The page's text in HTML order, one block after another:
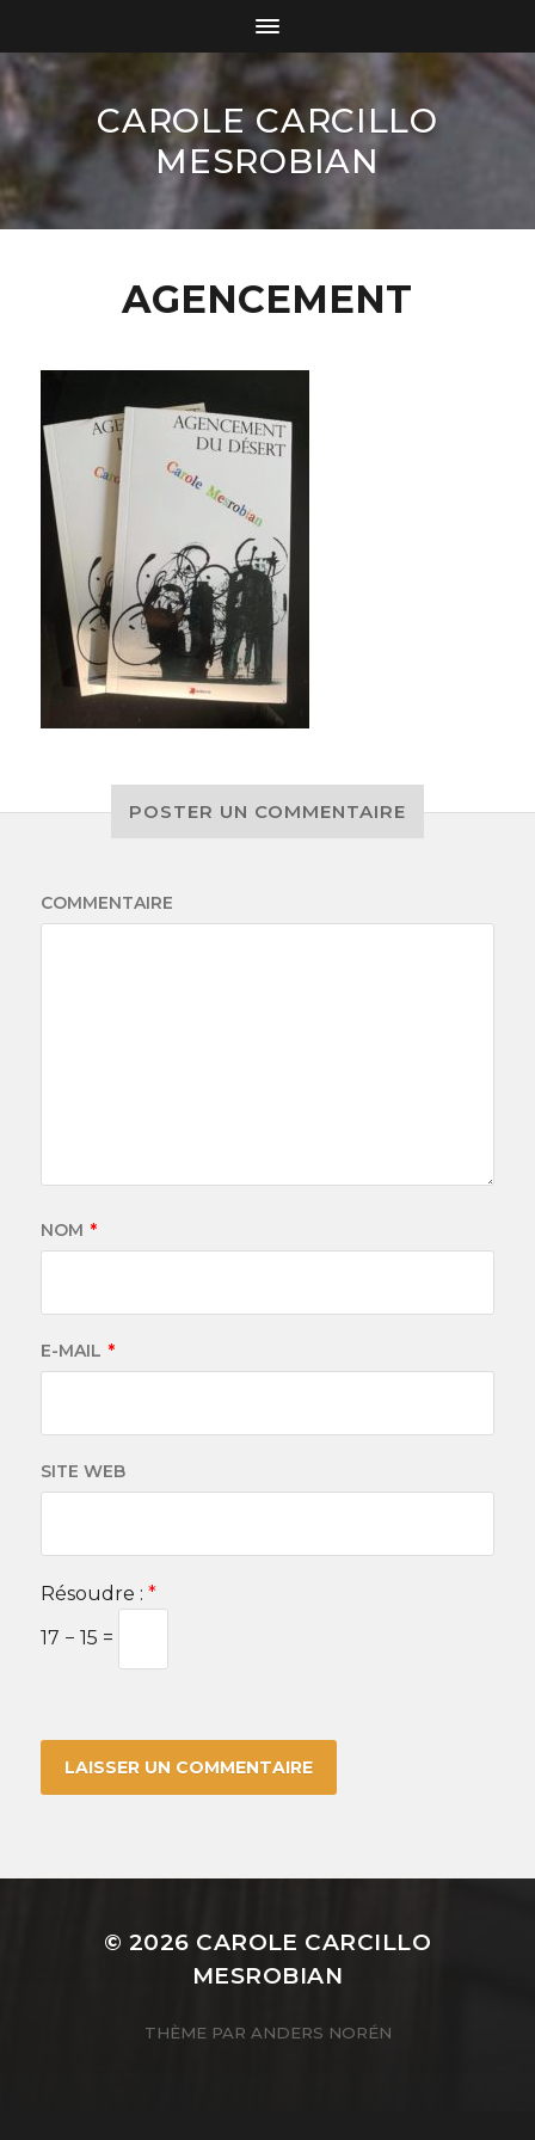
CAROLE CARCILLO
MESROBIAN
AGENCEMENT
POSTER UN COMMENTAIRE
COMMENTAIRE
NOM *
E-MAIL *
SITE WEB
Résoudre : *
17 − 15 =
© 2026 CAROLE CARCILLO
MESROBIAN
THÈME PAR ANDERS NORÉN